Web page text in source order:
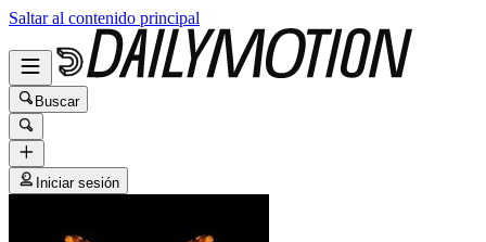
Saltar al contenido principal
Buscar
Iniciar sesión